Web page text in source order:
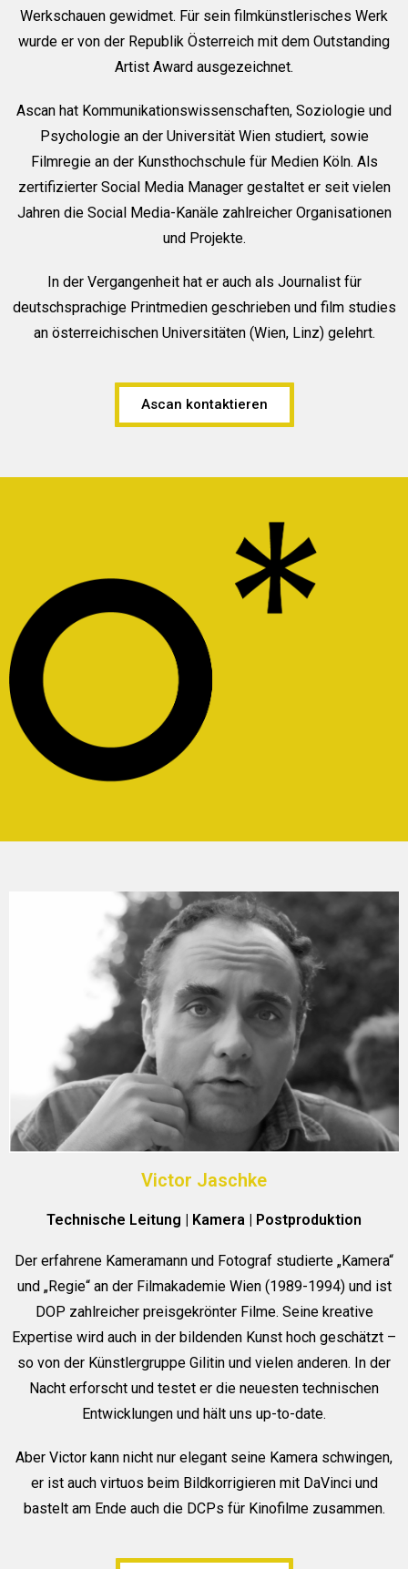
Werkschauen gewidmet. Für sein filmkünstlerisches Werk
wurde er von der Republik Österreich mit dem Outstanding
Artist Award ausgezeichnet.
Ascan hat Kommunikationswissenschaften, Soziologie und
Psychologie an der Universität Wien studiert, sowie
Filmregie an der Kunsthochschule für Medien Köln. Als
zertifizierter Social Media Manager gestaltet er seit vielen
Jahren die Social Media-Kanäle zahlreicher Organisationen
und Projekte.
In der Vergangenheit hat er auch als Journalist für
deutschsprachige Printmedien geschrieben und film studies
an österreichischen Universitäten (Wien, Linz) gelehrt.
Ascan kontaktieren
Victor Jaschke
Technische Leitung | Kamera | Postproduktion
Der erfahrene Kameramann und Fotograf studierte „Kamera“
und „Regie“ an der Filmakademie Wien (1989-1994) und ist
DOP zahlreicher preisgekrönter Filme. Seine kreative
Expertise wird auch in der bildenden Kunst hoch geschätzt –
so von der Künstlergruppe Gilitin und vielen anderen. In der
Nacht erforscht und testet er die neuesten technischen
Entwicklungen und hält uns up-to-date.
Aber Victor kann nicht nur elegant seine Kamera schwingen,
er ist auch virtuos beim Bildkorrigieren mit DaVinci und
bastelt am Ende auch die DCPs für Kinofilme zusammen.